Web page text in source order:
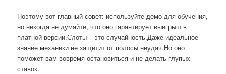
Поэтому вот главный совет: используйте демо для обучения,
но никогда не думайте, что оно гарантирует выигрыш в
платной версии.Слоты – это случайность.Даже идеальное
знание механики не защитит от полосы неудач.Но оно
поможет вам вовремя остановиться и не делать глупых
ставок.